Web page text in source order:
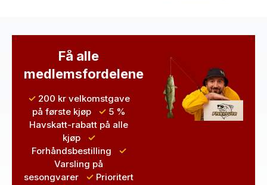
Få alle
medlemsfordelene
✓ 200 kr velkomstgave
på første kjøp ✓ 5 %
Havskatt-rabatt på alle
kjøp ✓
Forhåndsbestilling
✓
Varsling på
sesongvarer ✓ Prioritert